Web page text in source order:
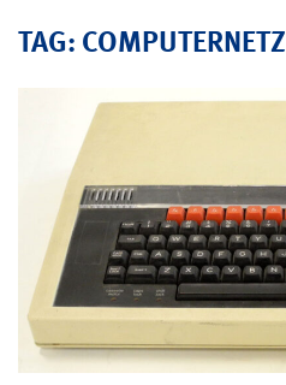
TAG: COMPUTERNETZ